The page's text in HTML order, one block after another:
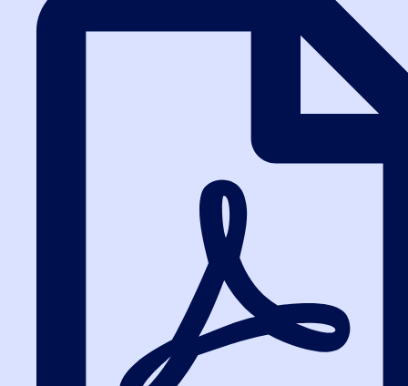
Учебные материалыпо
223-ФЗ
Пример жалобы в ФАС на
неправомерные действия оператора
электронной площадки (223-ФЗ)